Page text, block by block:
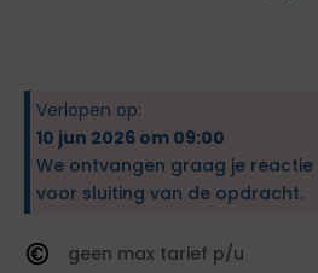
Verlopen op:
10 jun 2026 om 09:00
We ontvangen graag je reactie
voor sluiting van de opdracht.
geen
tarief